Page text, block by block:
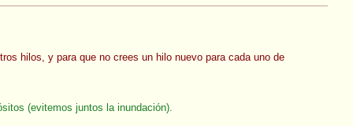
hilos, y para que no crees un hilo nuevo para cada uno de
(evitemos juntos la inundación).